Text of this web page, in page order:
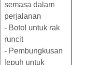
semasa dalam
perjalanan
- Botol untuk rak
runcit
- Pembungkusan
lepuh untuk